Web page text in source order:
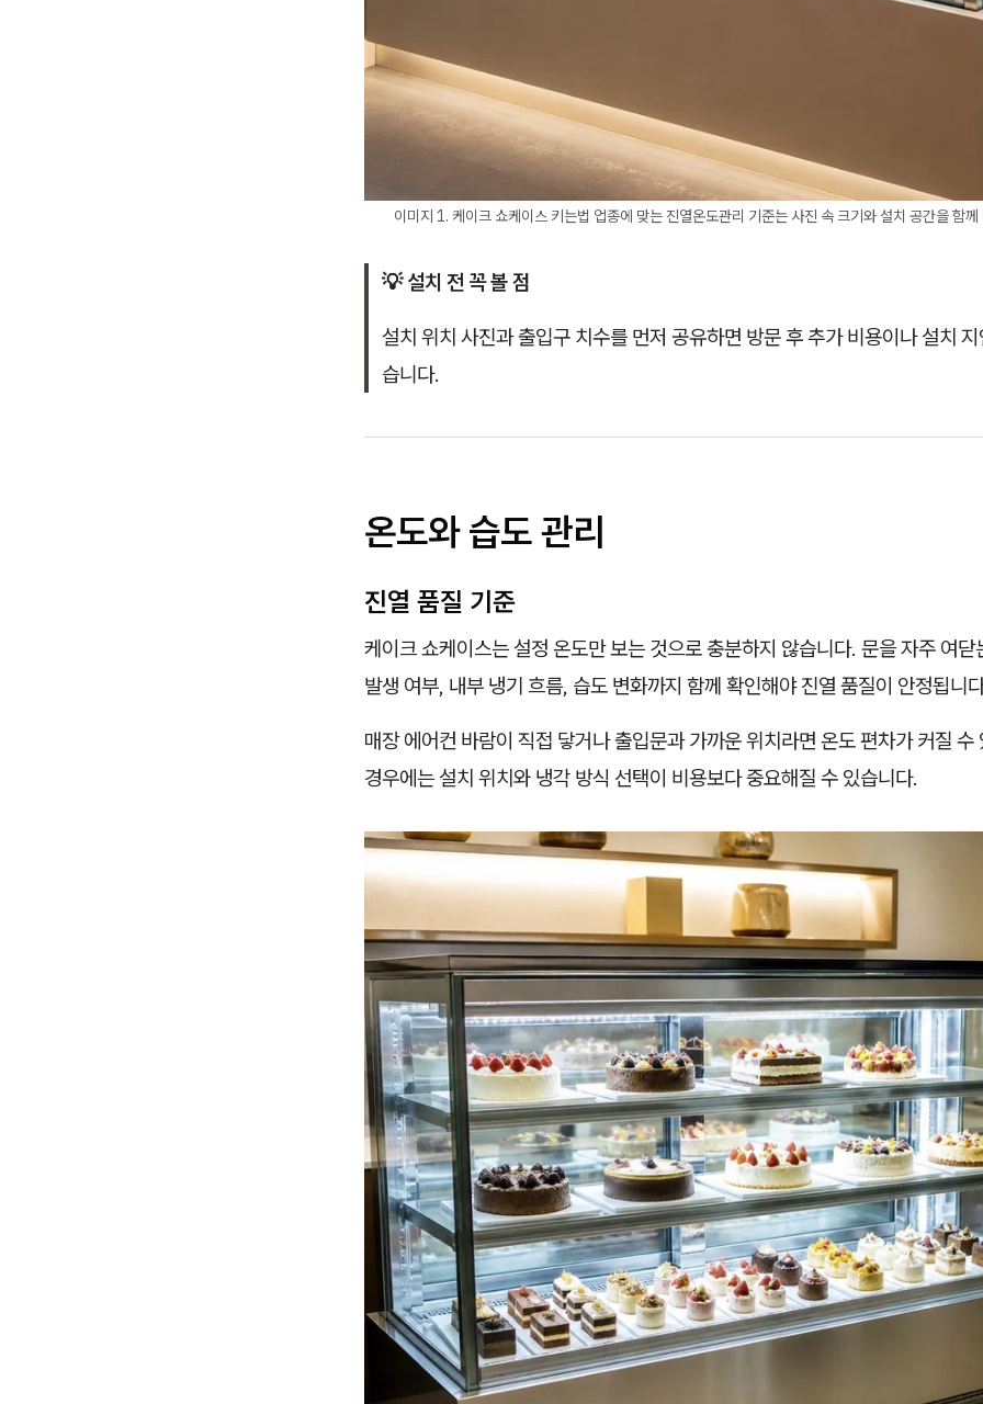
이미지 1. 케이크 쇼케이스 키는법 업종에 맞는 진열온도관리 기준는 사진 속 크기와 설치 공간을 함께
💡 설치 전 꼭 볼 점
설치 위치 사진과 출입구 치수를 먼저 공유하면 방문 후 추가 비용이나 설치
습니다.
온도와 습도 관리
진열 품질 기준
케이크 쇼케이스는 설정 온도만 보는 것으로 충분하지 않습니다. 문을 자주 여닫
발생 여부, 내부 냉기 흐름, 습도 변화까지 함께 확인해야 진열 품질이 안정됩니
매장 에어컨 바람이 직접 닿거나 출입문과 가까운 위치라면 온도 편차가 커질 수
경우에는 설치 위치와 냉각 방식 선택이 비용보다 중요해질 수 있습니다.